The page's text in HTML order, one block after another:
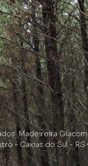
Madeireira
- Caxias do Sul -